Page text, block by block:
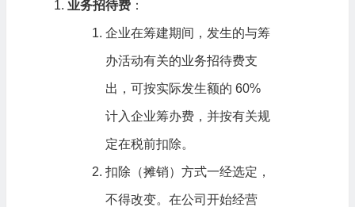
业务招待费：
企业在筹建期间，发生的与筹
办活动有关的业务招待费支
出，可按实际发生额的 60%
计入企业筹办费，并按有关规
定在税前扣除。
扣除（摊销）方式一经选定，
不得改变。在公司开始经营